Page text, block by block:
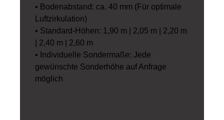
• Bodenabstand: ca. 40 mm (Für optimale
Luftzirkulation)
• Standard-Höhen: 1,90 m | 2,05 m | 2,20 m
| 2,40 m | 2,60 m
• Individuelle Sondermaße: Jede
gewünschte Sonderhöhe auf Anfrage
möglich